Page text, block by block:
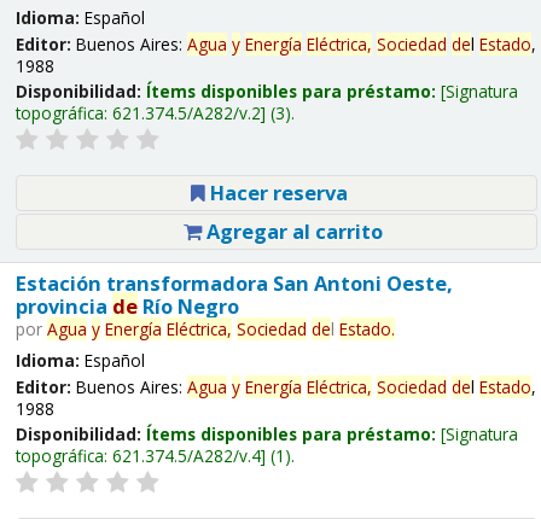
Idioma: Español
Editor: Buenos Aires: Agua y Energía Eléctrica, Sociedad del Estado,
1988
Disponibilidad: Ítems disponibles para préstamo: Signatura
topográfica: 621.374.5/A282/v.2 (3).
Hacer reserva
Agregar al carrito
Estación transformadora San Antoni Oeste,
provincia deRío Negro
por Agua y Energía Eléctrica, Sociedad del Estado.
Idioma: Español
Editor: Buenos Aires: Agua y Energía Eléctrica, Sociedad del Estado,
1988
Disponibilidad: Ítems disponibles para préstamo: Signatura
topográfica: 621.374.5/A282/v.4 (1).